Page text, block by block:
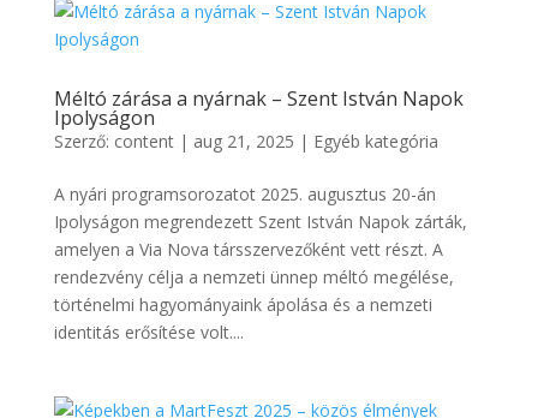
Méltó zárása a nyárnak – Szent István Napok
Ipolyságon
Szerző: content| aug 21, 2025 | Egyéb kategória
A nyári programsorozatot 2025. augusztus 20-án
Ipolyságon megrendezett Szent István Napok zárták,
amelyen a Via Nova társszervezőként vett részt. A
rendezvény célja a nemzeti ünnep méltó megélése,
történelmi hagyományaink ápolása és a nemzeti
identitás erősítése volt....